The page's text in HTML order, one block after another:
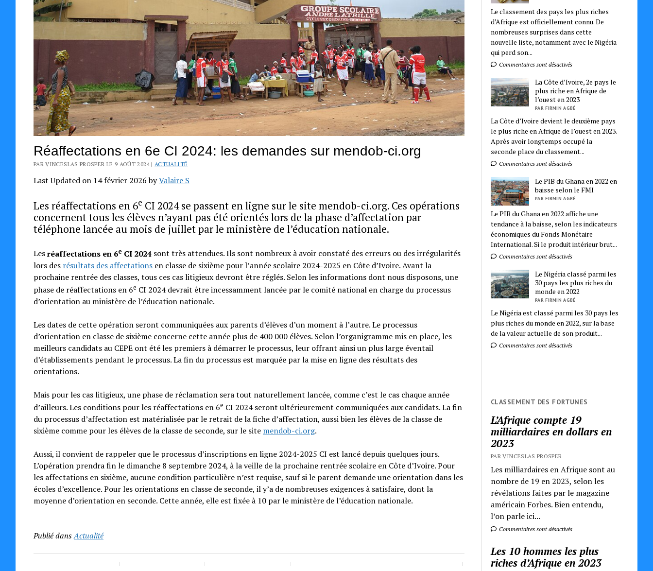
Réaffectations en 6e CI 2024: les demandes sur mendob-ci.org
PAR VINCESLAS PROSPER LE 9 AOÛT 2024 |ACTUALITÉ
Last Updated on 14 février 2026 byValaire S
Les réaffectations en 6e CI 2024 se passent en ligne sur le site mendob-ci.org. Ces opérations
concernent tous les élèves n’ayant pas été orientés lors de la phase d’affectation par
téléphone lancée au mois de juillet par le ministère de l’éducation nationale.
Lesréaffectations en 6eCI 2024sont très attendues. Ils sont nombreux à avoir constaté des erreurs ou des irrégularités
lors des résultats des affectationsen classe de sixième pour l’année scolaire 2024-2025 en Côte d’Ivoire. Avant la
prochaine rentrée des classes, tous ces cas litigieux devront être réglés. Selon les informations dont nous disposons, une
phase de réaffectations en 6e CI 2024 devrait être incessamment lancée par le comité national en charge du processus
d’orientation au ministère de l’éducation nationale.
Les dates de cette opération seront communiquées aux parents d’élèves d’un moment à l’autre. Le processus
d’orientation en classe de sixième concerne cette année plus de 400 000 élèves. Selon l’organigramme mis en place, les
meilleurs candidats au CEPE ont été les premiers à démarrer le processus, leur offrant ainsi un plus large éventail
d’établissements pendant le processus. La fin du processus est marquée par la mise en ligne des résultats des
orientations.
Mais pour les cas litigieux, une phase de réclamation sera tout naturellement lancée, comme c’est le cas chaque année
d’ailleurs. Les conditions pour les réaffectations en 6e CI 2024 seront ultérieurement communiquées aux candidats. La fin
du processus d’affectation est matérialisée par le retrait de la fiche d’affectation, aussi bien les élèves de la classe de
sixième comme pour les élèves de la classe de seconde, sur le site mendob-ci.org.
Aussi, il convient de rappeler que le processus d’inscriptions en ligne 2024-2025 CI est lancé depuis quelques jours.
L’opération prendra fin le dimanche 8 septembre 2024, à la veille de la prochaine rentrée scolaire en Côte d’Ivoire. Pour
les affectations en sixième, aucune condition particulière n’est requise, sauf si le parent demande une orientation dans les
écoles d’excellence. Pour les orientations en classe de seconde, il y’a de nombreuses exigences à satisfaire, dont la
moyenne d’orientation en seconde. Cette année, elle est fixée à 10 par le ministère de l’éducation nationale.
Publié dansActualité
Le classement des pays les plus riches
d’Afrique est officiellement connu. De
nombreuses surprises dans cette
nouvelle liste, notamment avec le Nigéria
qui perd son...
Commentaires sont désactivés
La Côte d’Ivoire, 2e pays le
plus riche en Afrique de
l’ouest en 2023
PAR FIRMIN AGBÉ
La Côte d’Ivoire devient le deuxième pays
le plus riche en Afrique de l’ouest en 2023.
Après avoir longtemps occupé la
seconde place du classement...
Commentaires sont désactivés
Le PIB du Ghana en 2022 en
baisse selon le FMI
PAR FIRMIN AGBÉ
Le PIB du Ghana en 2022 affiche une
tendance à la baisse, selon les indicateurs
économiques du Fonds Monétaire
International. Si le produit intérieur brut...
Commentaires sont désactivés
Le Nigéria classé parmi les
30 pays les plus riches du
monde en 2022
PAR FIRMIN AGBÉ
Le Nigéria est classé parmi les 30 pays les
plus riches du monde en 2022, sur la base
de la valeur actuelle de son produit...
Commentaires sont désactivés
CLASSEMENT DES FORTUNES
L’Afrique compte 19
milliardaires en dollars en
2023
PAR VINCESLAS PROSPER
Les milliardaires en Afrique sont au
nombre de 19 en 2023, selon les
révélations faites par le magazine
américain Forbes. Bien entendu,
l’on parle ici...
Commentaires sont désactivés
Les 10 hommes les plus
riches d’Afrique en 2023